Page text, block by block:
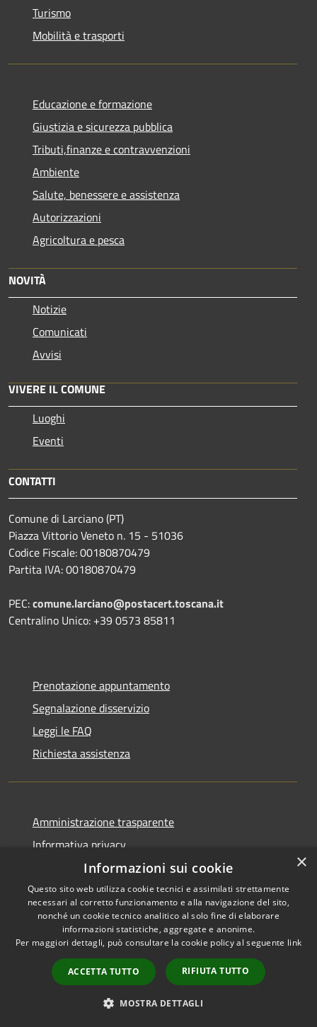
Turismo
Mobilità e trasporti
Educazione e formazione
Giustizia e sicurezza pubblica
Tributi,finanze e contravvenzioni
Ambiente
Salute, benessere e assistenza
Autorizzazioni
Agricoltura e pesca
NOVITÀ
Notizie
Comunicati
Avvisi
VIVERE IL COMUNE
Luoghi
Eventi
CONTATTI
Comune di Larciano (PT)
Piazza Vittorio Veneto n. 15 - 51036
Codice Fiscale: 00180870479
Partita IVA: 00180870479
PEC:comune.larciano@postacert.toscana.it
Centralino Unico: +39 0573 85811
Prenotazione appuntamento
Segnalazione disservizio
Leggi le FAQ
Richiesta assistenza
Amministrazione trasparente
Informativa privacy
Dichiarazione di accessibilità
Accessibilità
Copyright © 2026 • Comune di
Larciano • Powered by
×
Informazioni sui cookie
Questo sito web utilizza cookie tecnici e assimilati strettamente
necessari al corretto funzionamento e alla navigazione del sito,
nonché un cookie tecnico analitico al solo fine di elaborare
informazioni statistiche, aggregate e anonime.
Per maggiori dettagli, può consultare la cookie policy al seguente link
ACCETTA TUTTO RIFIUTA TUTTO
MOSTRA DETTAGLI